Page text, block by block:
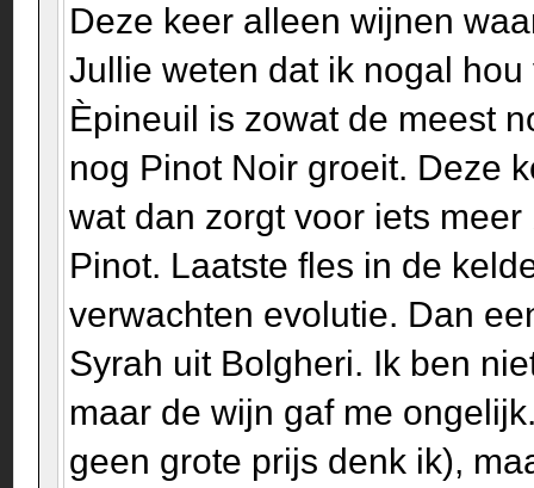
Deze keer alleen wijnen
Jullie weten dat ik nogal
Èpineuil is zowat de meest
nog Pinot Noir groeit. Deze
wat dan zorgt voor iets
Pinot. Laatste fles in de
verwachten evolutie. Dan
Syrah uit Bolgheri. Ik ben
maar de wijn gaf me
geen grote prijs denk ik),